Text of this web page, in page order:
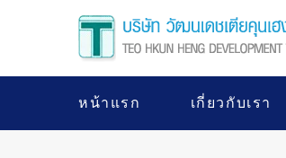
หน้าแรก เกี่ยวกับเรา